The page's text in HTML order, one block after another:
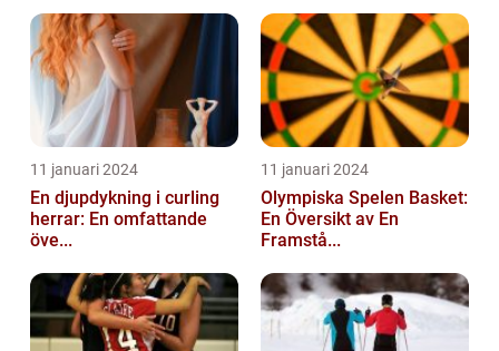
11 januari 2024
En djupdykning i curling
herrar: En omfattande
öve...
11 januari 2024
Olympiska Spelen Basket:
En Översikt av En
Framstå...